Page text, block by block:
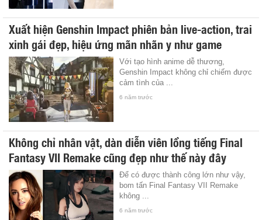
Xuất hiện Genshin Impact phiên bản live-action, trai
xinh gái đẹp, hiệu ứng mãn nhãn y như game
Với tạo hình anime dễ thương,
Genshin Impact không chỉ chiếm được
cảm tình của ...
6 năm trước
Không chỉ nhân vật, dàn diễn viên lồng tiếng Final
Fantasy VII Remake cũng đẹp như thế này đây
Để có được thành công lớn như vậy,
bom tấn Final Fantasy VII Remake
không ...
6 năm trước